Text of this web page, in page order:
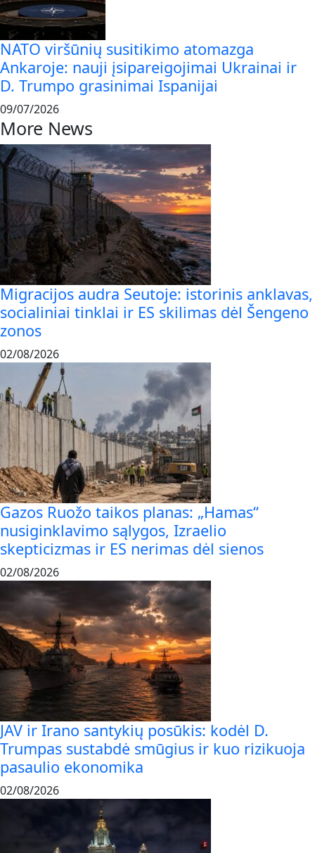
NATO viršūnių susitikimo atomazga
Ankaroje: nauji įsipareigojimai Ukrainai ir
D. Trumpo grasinimai Ispanijai
09/07/2026
More News
Migracijos audra Seutoje: istorinis anklavas,
socialiniai tinklai ir ES skilimas dėl Šengeno
zonos
02/08/2026
Gazos Ruožo taikos planas: „Hamas“
nusiginklavimo sąlygos, Izraelio
skepticizmas ir ES nerimas dėl sienos
02/08/2026
JAV ir Irano santykių posūkis: kodėl D.
Trumpas sustabdė smūgius ir kuo rizikuoja
pasaulio ekonomika
02/08/2026